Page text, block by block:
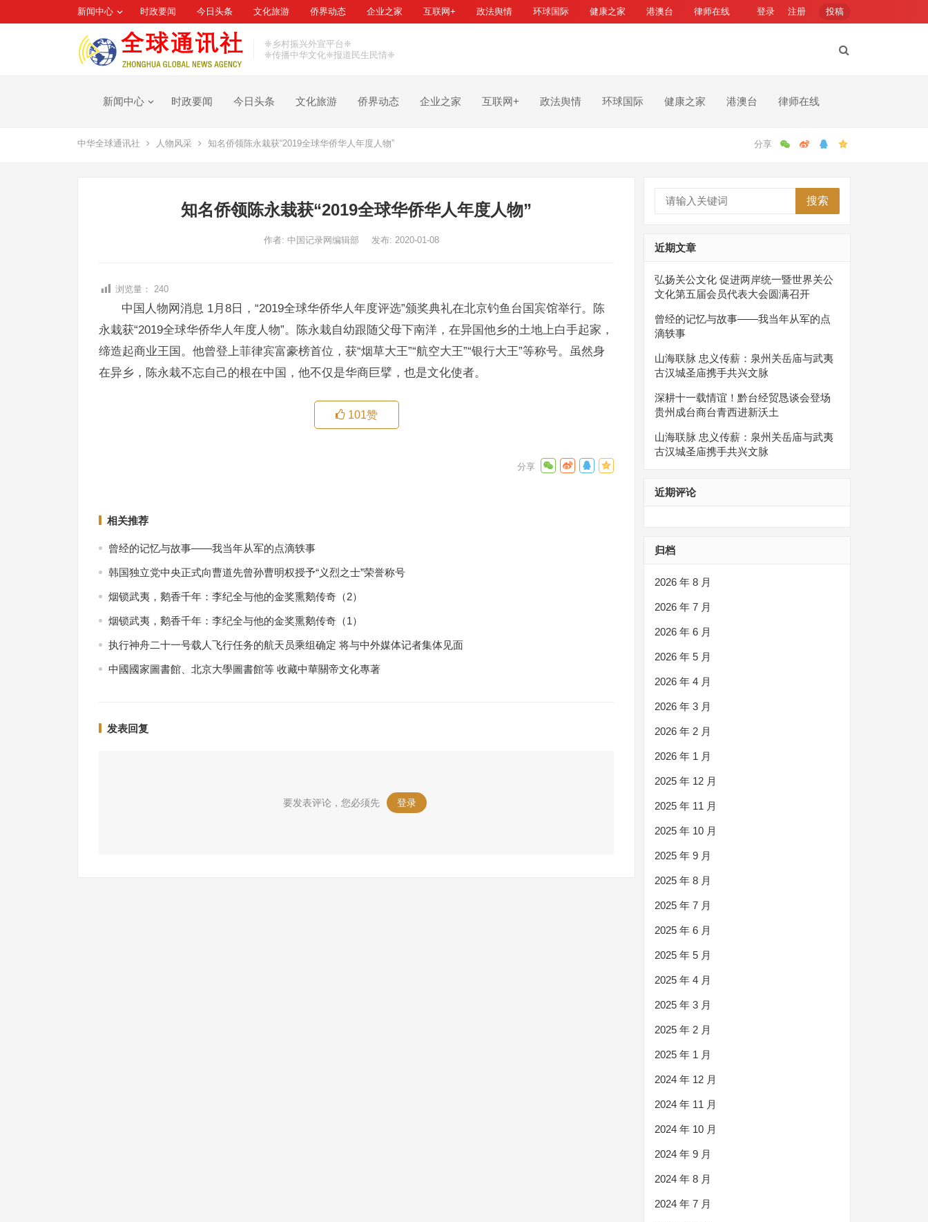
新闻中心 时政要闻 今日头条 文化旅游 侨界动态 企业之家 互联网+ 政法舆情 环球国际 健康之家 港澳台 律师在线 登录 注册 投稿
❈乡村振兴外宣平台❈
❈传播中华文化❈报道民生民情❈
新闻中心 时政要闻 今日头条 文化旅游 侨界动态 企业之家 互联网+ 政法舆情 环球国际 健康之家 港澳台 律师在线
中华全球通讯社 人物风采 知名侨领陈永栽获“2019全球华侨华人年度人物”
知名侨领陈永栽获“2019全球华侨华人年度人物”
作者: 中国记录网编辑部 发布: 2020-01-08
浏览量： 240
中国人物网消息 1月8日，“2019全球华侨华人年度评选”颁奖典礼在北京钓鱼台国宾馆举行。陈
永栽获“2019全球华侨华人年度人物”。陈永栽自幼跟随父母下南洋，在异国他乡的土地上白手起家，
缔造起商业王国。他曾登上菲律宾富豪榜首位，获“烟草大王”“航空大王”“银行大王”等称号。虽然身
在异乡，陈永栽不忘自己的根在中国，他不仅是华商巨擘，也是文化使者。
101赞
相关推荐
曾经的记忆与故事——我当年从军的点滴轶事
韩国独立党中央正式向曹道先曾孙曹明权授予“义烈之士”荣誉称号
烟锁武夷，鹅香千年：李纪全与他的金奖熏鹅传奇（2）
烟锁武夷，鹅香千年：李纪全与他的金奖熏鹅传奇（1）
执行神舟二十一号载人飞行任务的航天员乘组确定 将与中外媒体记者集体见面
中國國家圖書館、北京大學圖書館等 收藏中華關帝文化專著
发表回复
要发表评论，您必须先 登录 。
搜索
近期文章
弘扬关公文化 促进两岸统一暨世界关公
文化第五届会员代表大会圆满召开
曾经的记忆与故事——我当年从军的点
滴轶事
山海联脉 忠义传薪：泉州关岳庙与武夷
古汉城圣庙携手共兴文脉
深耕十一载情谊！黔台经贸恳谈会登场
贵州成台商台青西进新沃土
山海联脉 忠义传薪：泉州关岳庙与武夷
古汉城圣庙携手共兴文脉
近期评论
归档
2026 年 8 月
2026 年 7 月
2026 年 6 月
2026 年 5 月
2026 年 4 月
2026 年 3 月
2026 年 2 月
2026 年 1 月
2025 年 12 月
2025 年 11 月
2025 年 10 月
2025 年 9 月
2025 年 8 月
2025 年 7 月
2025 年 6 月
2025 年 5 月
2025 年 4 月
2025 年 3 月
2025 年 2 月
2025 年 1 月
2024 年 12 月
2024 年 11 月
2024 年 10 月
2024 年 9 月
2024 年 8 月
2024 年 7 月